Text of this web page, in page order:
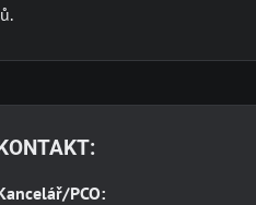
PCO: